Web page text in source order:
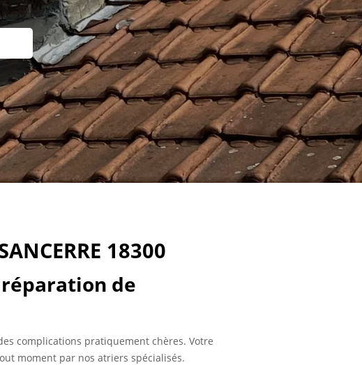
18300
de
complications pratiquement chères. Votre
moment par nos atriers spécialisés.